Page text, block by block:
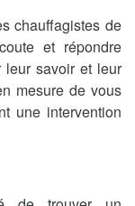
chauffagistes de
et répondre
leur savoir et leur
mesure de vous
une intervention